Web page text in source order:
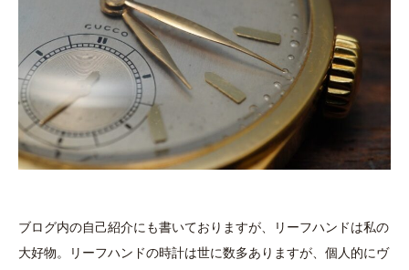
ブログ内の自己紹介にも書いておりますが、リーフハンドは私の
大好物。リーフハンドの時計は世に数多ありますが、個人的にヴ